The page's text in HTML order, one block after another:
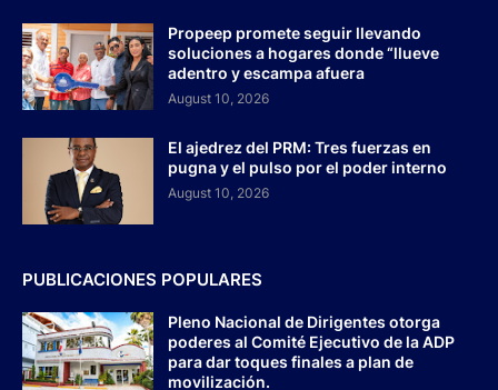
Propeep promete seguir llevando
soluciones a hogares donde “llueve
adentro y escampa afuera
August 10, 2026
El ajedrez del PRM: Tres fuerzas en
pugna y el pulso por el poder interno
August 10, 2026
PUBLICACIONES POPULARES
Pleno Nacional de Dirigentes otorga
poderes al Comité Ejecutivo de la ADP
para dar toques finales a plan de
movilización.